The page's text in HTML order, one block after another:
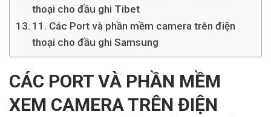
thoại cho đầu ghi Tibet
11. Các Port và phần mềm camera trên điện
thoại cho đầu ghi Samsung
CÁC PORT VÀ PHẦN MỀM
XEM CAMERA TRÊN ĐIỆN